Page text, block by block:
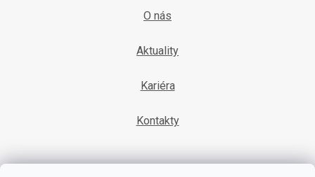
O nás
Aktuality
Kariéra
Kontakty